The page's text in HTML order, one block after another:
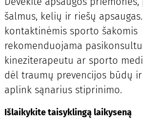
šalmus, kelių ir riešų
kontaktinėmis sporto šakomis
rekomenduojama
kineziterapeutu ar sporto
dėl traumų prevencijos būdų
aplink sąnarius stiprinimo.
Išlaikykite taisyklingą laikyseną